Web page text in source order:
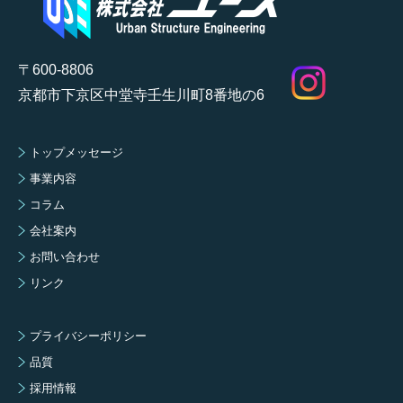
〒600-8806
京都市下京区中堂寺壬生川町8番地の6
トップメッセージ
事業内容
コラム
会社案内
お問い合わせ
リンク
プライバシーポリシー
品質
採用情報